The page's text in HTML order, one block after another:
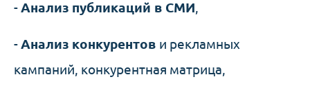
-Анализ публикаций в СМИ,
-Анализ конкурентов и рекламных
кампаний, конкурентная матрица,